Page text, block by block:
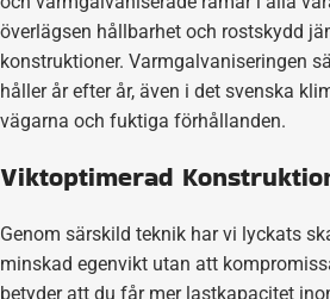
överlägsen hållbarhet och rostskydd
konstruktioner. Varmgalvaniseringen
håller år efter år, även i det svenska
vägarna och fuktiga förhållanden.
Viktoptimerad
Genom särskild teknik har vi lyckats
minskad egenvikt utan att
betyder att du får mer lastkapacitet